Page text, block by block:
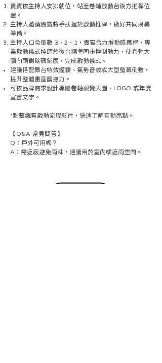
貴賓依主持人安排就位，站至卷軸啟動台後方推桿位
置。
主持人邀請貴賓將手扶握於啟動推桿，做好共同揭幕
準備。
主持人口令倒數 3、2、1，貴賓合力推動感應桿，專
業啟動儀式控師於後台精準同步控制動力，使卷軸大
圖向兩側磅礴鋪展，完成啟動儀式。
建議搭配舞台特效煙霧、氣勢音效或大型螢幕倒數，
提升整體畫面震撼力。
可依品牌需求設計專屬卷軸視覺大圖、LOGO 或年度
宣言文字。
*點擊觀看啟動流程影片，快速了解互動亮點。
【Q&A 常見問答】
Q：戶外可用嗎？
A：需遮蔽避免雨淋，建議用於室內或遮雨空間。